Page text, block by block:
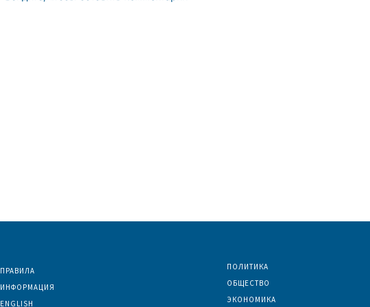
ПРАВИЛА
ИНФОРМАЦИЯ
ENGLISH
ПОЛИТИКА
ОБЩЕСТВО
ЭКОНОМИКА